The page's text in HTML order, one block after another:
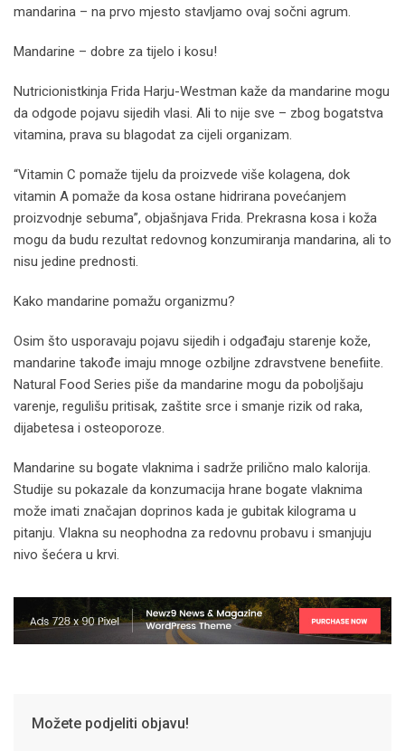
mandarina – na prvo mjesto stavljamo ovaj sočni agrum.
Mandarine – dobre za tijelo i kosu!
Nutricionistkinja Frida Harju-Westman kaže da mandarine mogu
da odgode pojavu sijedih vlasi. Ali to nije sve – zbog bogatstva
vitamina, prava su blagodat za cijeli organizam.
“Vitamin C pomaže tijelu da proizvede više kolagena, dok
vitamin A pomaže da kosa ostane hidrirana povećanjem
proizvodnje sebuma”, objašnjava Frida. Prekrasna kosa i koža
mogu da budu rezultat redovnog konzumiranja mandarina, ali to
nisu jedine prednosti.
Kako mandarine pomažu organizmu?
Osim što usporavaju pojavu sijedih i odgađaju starenje kože,
mandarine takođe imaju mnoge ozbiljne zdravstvene benefiite.
Natural Food Series piše da mandarine mogu da poboljšaju
varenje, regulišu pritisak, zaštite srce i smanje rizik od raka,
dijabetesa i osteoporoze.
Mandarine su bogate vlaknima i sadrže prilično malo kalorija.
Studije su pokazale da konzumacija hrane bogate vlaknima
može imati značajan doprinos kada je gubitak kilograma u
pitanju. Vlakna su neophodna za redovnu probavu i smanjuju
nivo šećera u krvi.
Možete podjeliti objavu!